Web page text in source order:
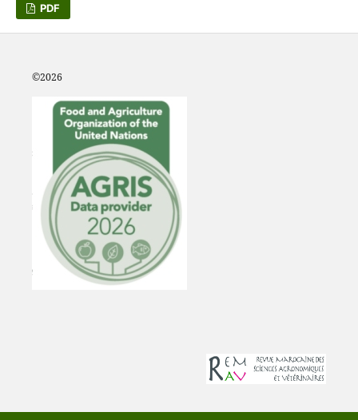
PDF
©2026